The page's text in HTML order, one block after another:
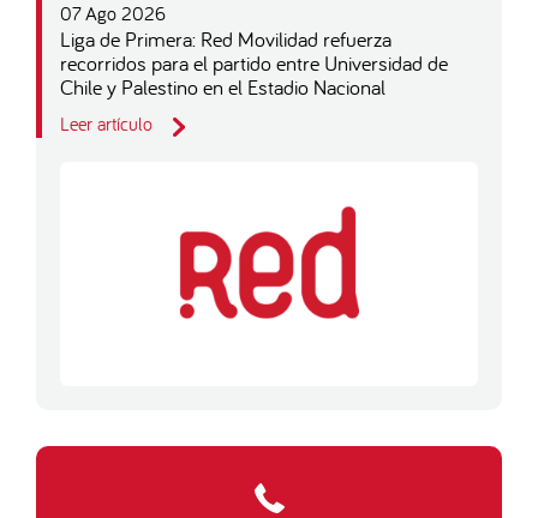
07 Ago 2026
Liga de Primera: Red Movilidad refuerza
recorridos para el partido entre Universidad de
Chile y Palestino en el Estadio Nacional
Leer artículo